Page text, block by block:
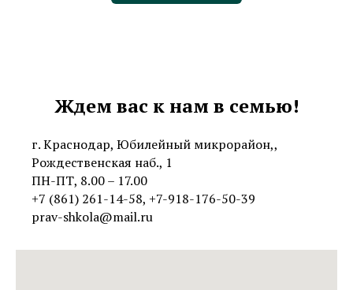
Ждем вас к нам в семью!
г. Краснодар, Юбилейный микрорайон,,
Рождественская наб., 1
ПН-ПТ, 8.00 – 17.00
+7 (861) 261-14-58, +7-918-176-50-39
prav-shkola@mail.ru